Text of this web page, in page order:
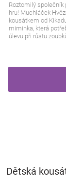
Roztomilý společník
hru! Muchláček
kousátkem od
miminka, která
úlevu při růstu
Dětská